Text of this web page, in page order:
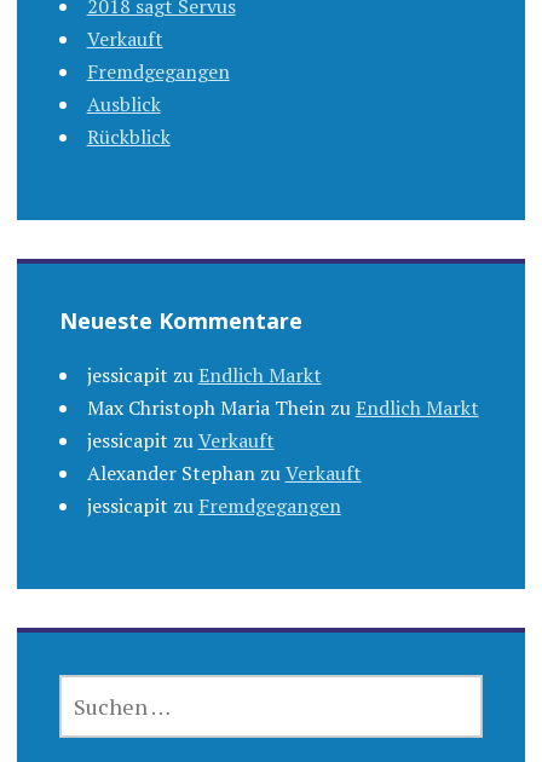
2018 sagt Servus
Verkauft
Fremdgegangen
Ausblick
Rückblick
Neueste Kommentare
jessicapit zuEndlich Markt
Max Christoph Maria TheinzuEndlich Markt
jessicapit zuVerkauft
Alexander StephanzuVerkauft
jessicapit zu Fremdgegangen
NACH: